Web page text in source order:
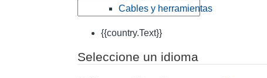
{{country.Text}}
Seleccione un idioma
Cables y herramientas